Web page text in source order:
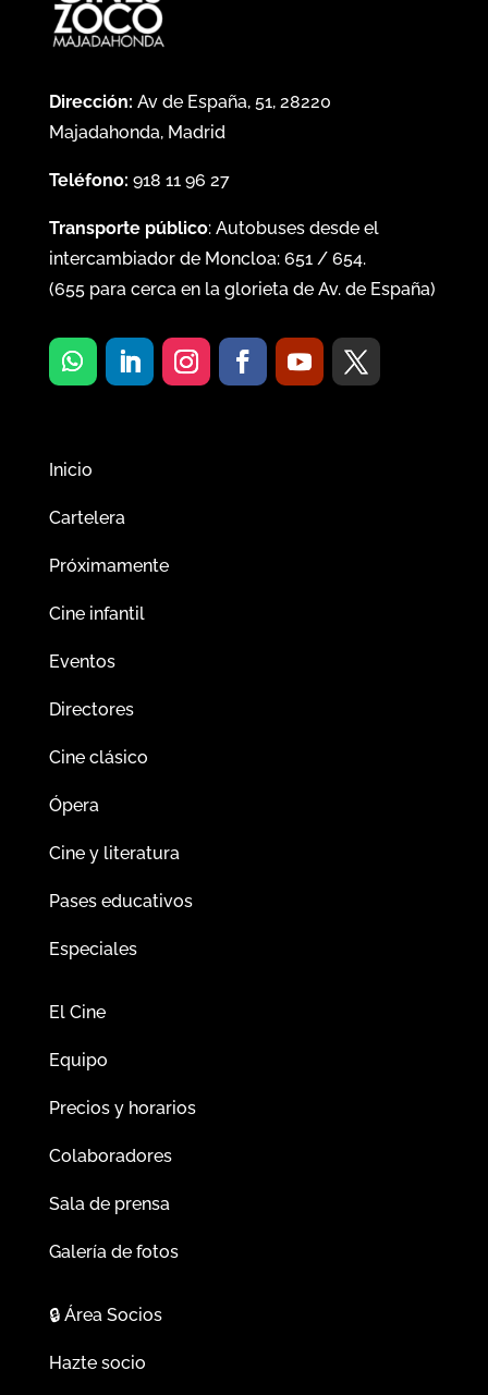
Dirección: Av de España, 51, 28220
Majadahonda, Madrid
Teléfono: 918 11 96 27
Transporte público: Autobuses desde el
intercambiador de Moncloa: 651/ 654.
(655para cerca en la glorieta de Av. de España)
Inicio
Cartelera
Próximamente
Cine infantil
Eventos
Directores
Cine clásico
Ópera
Cine y literatura
Pases educativos
Especiales
El Cine
Equipo
Precios y horarios
Colaboradores
Sala de prensa
Galería de fotos
🔒Área Socios
Hazte socio